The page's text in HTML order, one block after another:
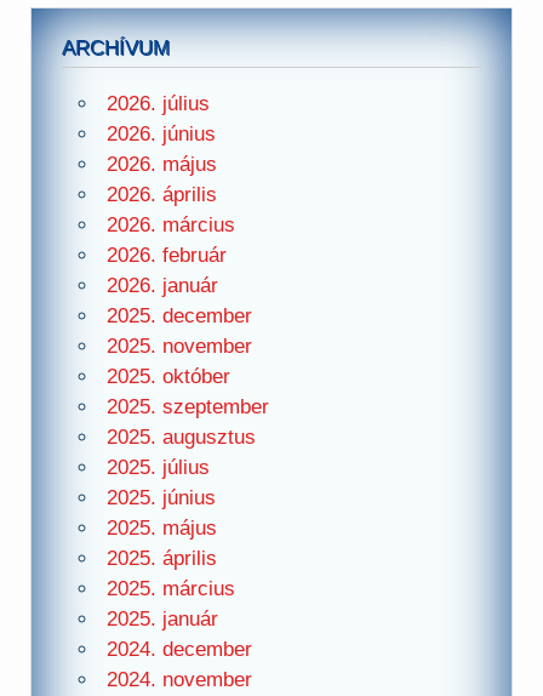
ARCHÍVUM
2026. július
2026. június
2026. május
2026. április
2026. március
2026. február
2026. január
2025. december
2025. november
2025. október
2025. szeptember
2025. augusztus
2025. július
2025. június
2025. május
2025. április
2025. március
2025. január
2024. december
2024. november